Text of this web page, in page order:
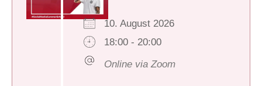
10. August 2026
18:00 - 20:00
Online via Zoom